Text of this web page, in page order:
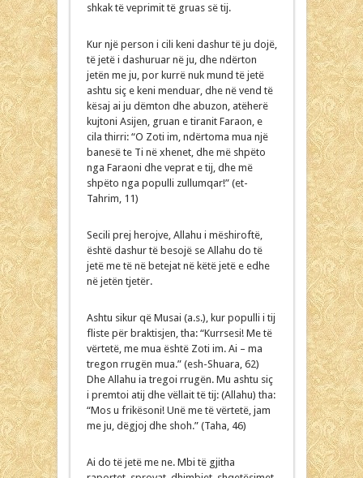
shkak të veprimit të gruas së tij.
Kur një person i cili keni dashur të ju dojë,
të jetë i dashuruar në ju, dhe ndërton
jetën me ju, por kurrë nuk mund të jetë
ashtu siç e keni menduar, dhe në vend të
kësaj ai ju dëmton dhe abuzon, atëherë
kujtoni Asijen, gruan e tiranit Faraon, e
cila thirri: “O Zoti im, ndërtoma mua një
banesë te Ti në xhenet, dhe më shpëto
nga Faraoni dhe veprat e tij, dhe më
shpëto nga populli zullumqar!” (et-
Tahrim, 11)
Secili prej herojve, Allahu i mëshiroftë,
është dashur të besojë se Allahu do të
jetë me të në betejat në këtë jetë e edhe
në jetën tjetër.
Ashtu sikur që Musai (a.s.), kur populli i tij
fliste për braktisjen, tha: “Kurrsesi! Me të
vërtetë, me mua është Zoti im. Ai – ma
tregon rrugën mua.” (esh-Shuara, 62)
Dhe Allahu ia tregoi rrugën. Mu ashtu siç
i premtoi atij dhe vëllait të tij: (Allahu) tha:
“Mos u frikësoni! Unë me të vërtetë, jam
me ju, dëgjoj dhe shoh.” (Taha, 46)
Ai do të jetë me ne. Mbi të gjitha